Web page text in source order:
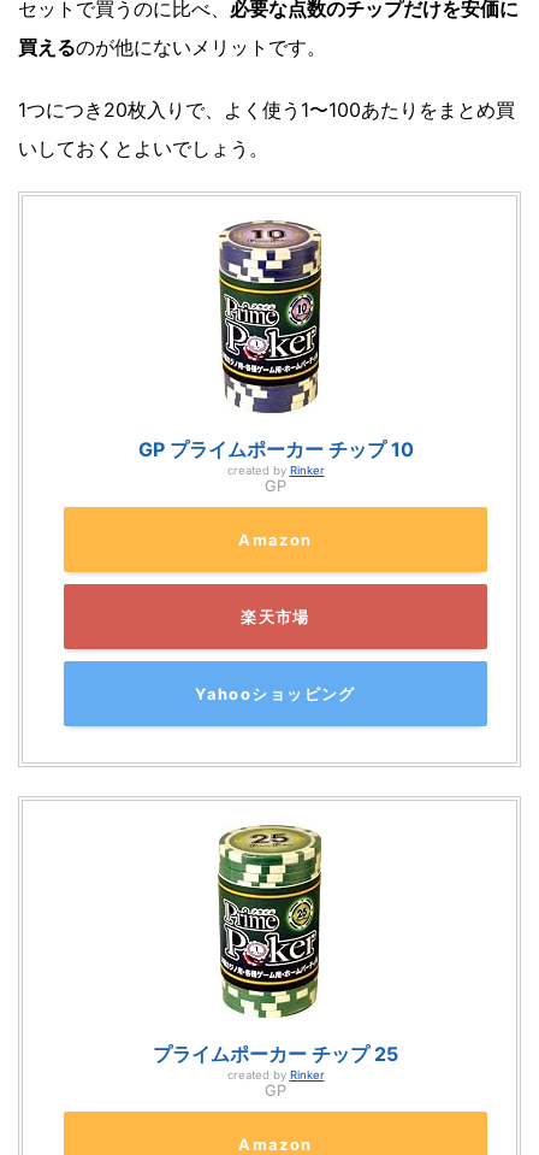
セットで買うのに比べ、 必要な点数のチップだけを安価に
買えるのが他にないメリットです。
1つにつき20枚入りで、よく使う1〜100あたりをまとめ買
いしておくとよいでしょう。
GP プライムポーカー チップ 10
created by Rinker
GP
Amazon
楽天市場
Yahooショッピング
プライムポーカー チップ 25
created by Rinker
GP
Amazon